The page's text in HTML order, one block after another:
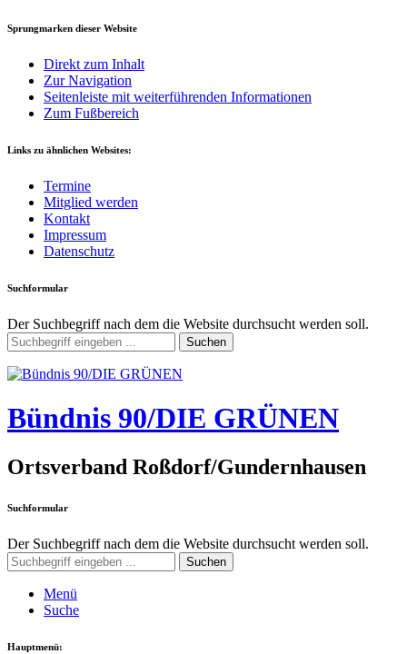
Sprungmarken dieser Website
Direkt zum Inhalt
Zur Navigation
Seitenleiste mit weiterführenden Informationen
Zum Fußbereich
Links zu ähnlichen Websites:
Termine
Mitglied werden
Kontakt
Impressum
Datenschutz
Suchformular
Der Suchbegriff nach dem die Website durchsucht werden soll.
Suchen
Bündnis 90/DIE GRÜNEN
Ortsverband Roßdorf/Gundernhausen
Suchformular
Der Suchbegriff nach dem die Website durchsucht werden soll.
Suchen
Menü
Suche
Hauptmenü: